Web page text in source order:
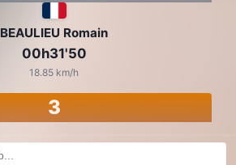
BEAULIEU Romain
00h31'50
18.85 km/h
3